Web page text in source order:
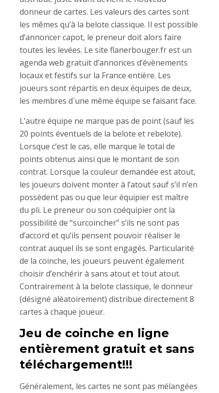
donneur de cartes. Les valeurs des cartes sont
les mêmes qu’à la belote classique. Il est possible
d’annoncer capot, le preneur doit alors faire
toutes les levées. Le site flanerbouger.fr est un
agenda web gratuit d’annonces d’évènements
locaux et festifs sur la France entière. Les
joueurs sont répartis en deux équipes de deux,
les membres d´une même équipe se faisant face.
L’autre équipe ne marque pas de point (sauf les
20 points éventuels de la belote et rebelote).
Lorsque c’est le cas, elle marque le total de
points obtenus ainsi que le montant de son
contrat. Lorsque la couleur demandée est atout,
les joueurs doivent monter à l’atout sauf s’il n’en
possèdent pas ou que leur équipier est maître
du pli. Le preneur ou son coéquipier ont la
possibilité de “surcoincher” s’ils ne sont pas
d’accord et qu’ils pensent pouvoir réaliser le
contrat auquel ils se sont engagés. Particularité
de la coinche, les joueurs peuvent également
choisir d’enchérir à sans atout et tout atout.
Contrairement à la belote classique, le donneur
(désigné aléatoirement) distribue directement 8
cartes à chaque joueur.
Jeu de coinche en ligne
entièrement gratuit et sans
téléchargement!!!
Généralement, les cartes ne sont pas mélangées